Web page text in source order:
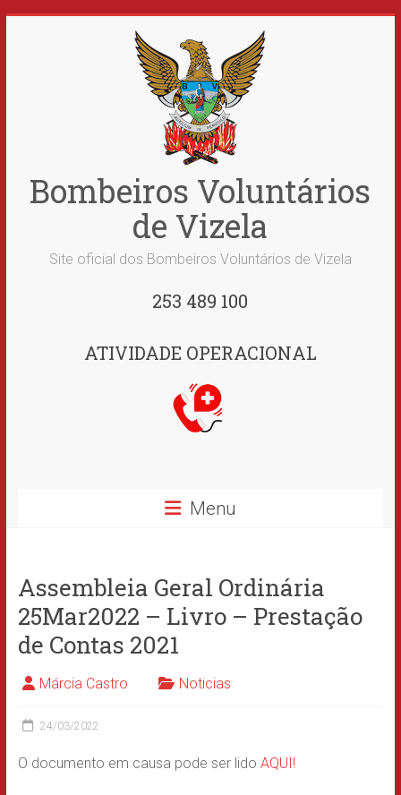
Bombeiros Voluntários
de Vizela
Site oficial dos Bombeiros Voluntários de Vizela
253 489 100
ATIVIDADE OPERACIONAL
Menu
Assembleia Geral Ordinária
25Mar2022 – Livro – Prestação
de Contas 2021
Márcia Castro Noticias
24/03/2022
O documento em causa pode ser lido AQUI!